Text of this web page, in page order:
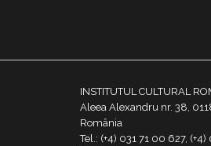
INSTITUTUL CULTURAL
Aleea Alexandru nr. 38,
România
Tel.: (+4) 031 71 00 627,